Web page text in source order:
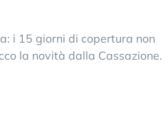
i 15 giorni di copertura non
la novità dalla Cassazione.